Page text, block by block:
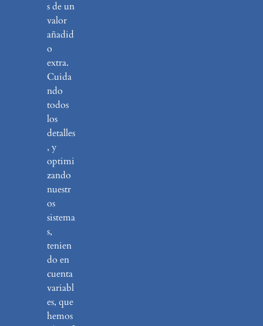
s de un
valor
añadid
o
extra.
Cuida
ndo
todos
los
detalles
, y
optimi
zando
nuestr
os
sistema
s,
tenien
do en
cuenta
variabl
es, que
hemos